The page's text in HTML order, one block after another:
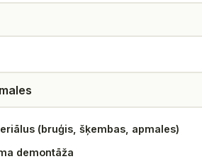
(bruģis, šķembas, apmales)
demontāža